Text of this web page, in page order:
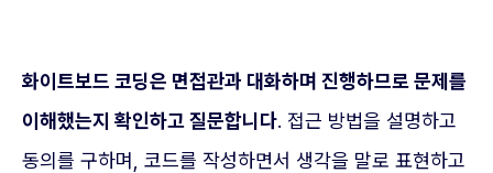
화이트보드 코딩은 면접관과 대화하며 진행하므로 문제를
이해했는지 확인하고 질문합니다. 접근 방법을 설명하고
동의를 구하며, 코드를 작성하면서 생각을 말로 표현하고